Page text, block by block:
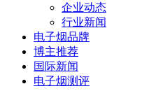
企业动态
行业新闻
电子烟品牌
博主推荐
国际新闻
电子烟测评